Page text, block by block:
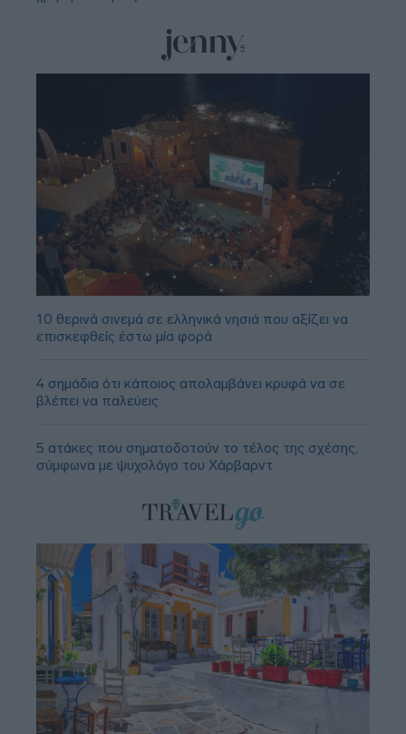
10 θερινά σινεμά σε ελληνικά νησιά που αξίζει να
επισκεφθείς έστω μία φορά
4 σημάδια ότι κάποιος απολαμβάνει κρυφά να σε
βλέπει να παλεύεις
5 ατάκες που σηματοδοτούν το τέλος της σχέσης,
σύμφωνα με ψυχολόγο του Χάρβαρντ